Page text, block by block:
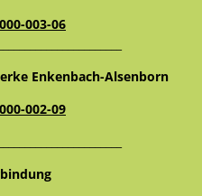
003-06
Enkenbach-Alsenborn
002-09